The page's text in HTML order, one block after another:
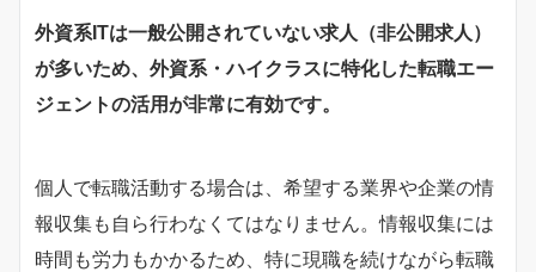
外資系ITは一般公開されていない求人（非公開求人）
が多いため、外資系・ハイクラスに特化した転職エー
ジェントの活用が非常に有効です。
個人で転職活動する場合は、希望する業界や企業の情
報収集も自ら行わなくてはなりません。情報収集には
時間も労力もかかるため、特に現職を続けながら転職